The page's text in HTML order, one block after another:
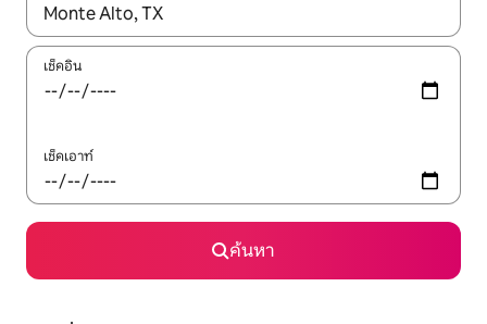
ใช้ลูกศรขึ้นลง หรือใช้การสัมผัสหรือปัด เพื่อสำรวจผลการค้นหา
เช็คอิน
เช็คเอาท์
ค้นหา